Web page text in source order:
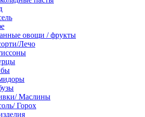
овощи / фрукты
Лечо
Маслины
Горох